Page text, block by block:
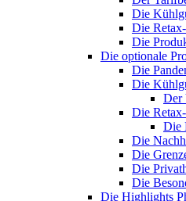
Die
Die
Die
Die optionale
Die
Die
Der
Die
Die
Die
Die
Die
Die
Die Highlights